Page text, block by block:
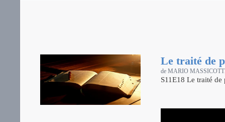
Le traité de
de MARIO
S11E18 Le traité